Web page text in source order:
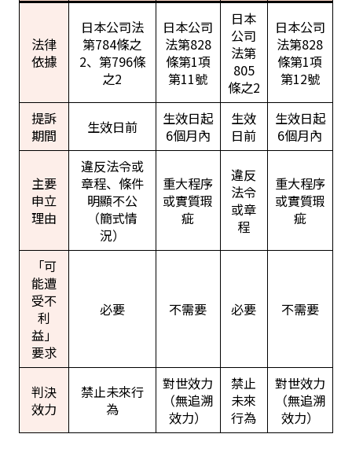
法律
依據
日本公司法
第784條之
2、第796條
之2
日本公司
法第828
條第1項
第11號
日本
公司
法第
805
條之2
日本公司
法第828
條第1項
第12號
提訴
期間
生效日前
生效日起
6個月內
生效
日前
生效日起
6個月內
主要
申立
理由
違反法令或
章程、條件
明顯不公
（簡式情
況）
重大程序
或實質瑕
疵
違反
法令
或章
程
重大程序
或實質瑕
疵
「可
能遭
受不
利
益」
要求
必要 不需要 必要 不需要
判決
效力
禁止未來行
為
對世效力
（無追溯
效力）
禁止
未來
行為
對世效力
（無追溯
效力）